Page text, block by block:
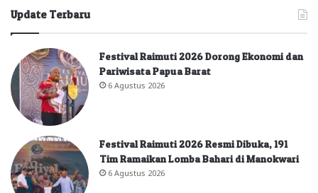
Update Terbaru
Festival Raimuti 2026 Dorong Ekonomi dan
Pariwisata Papua Barat
6 Agustus 2026
Festival Raimuti 2026 Resmi Dibuka, 191
Tim Ramaikan Lomba Bahari di Manokwari
6 Agustus 2026